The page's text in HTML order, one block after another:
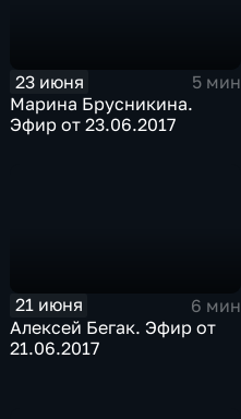
23 июня
5 мин
Марина Брусникина.
Эфир от 23.06.2017
21 июня
6 мин
Алексей Бегак. Эфир от
21.06.2017